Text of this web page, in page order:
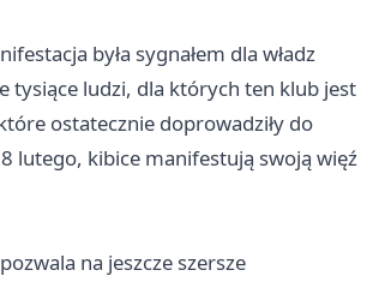
była sygnałem dla władz
tysiące ludzi, dla których ten klub jest
ostatecznie doprowadziły do
lutego, kibice manifestują swoją więź
na jeszcze szersze